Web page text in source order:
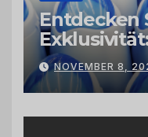
Entdecken
NOVEMBER 8,